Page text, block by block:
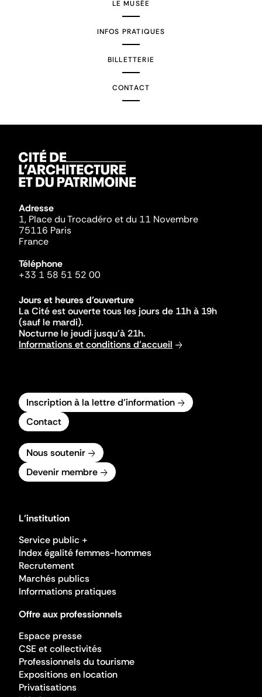
LE MUSÉE
INFOS PRATIQUES
BILLETTERIE
CONTACT
Adresse
1, Place du Trocadéro et du 11 Novembre
75116 Paris
France
Téléphone
+33 1 58 51 52 00
Jours et heures d'ouverture
La Cité est ouverte tous les jours de 11h à 19h
(sauf le mardi).
Nocturne le jeudi jusqu'à 21h.
Informations et conditions d'accueil
Inscription à la lettre d'information
Contact
Nous soutenir
Devenir membre
L'institution
Service public +
Index égalité femmes-hommes
Recrutement
Marchés publics
Informations pratiques
Offre aux professionnels
Espace presse
CSE et collectivités
Professionnels du tourisme
Expositions en location
Privatisations